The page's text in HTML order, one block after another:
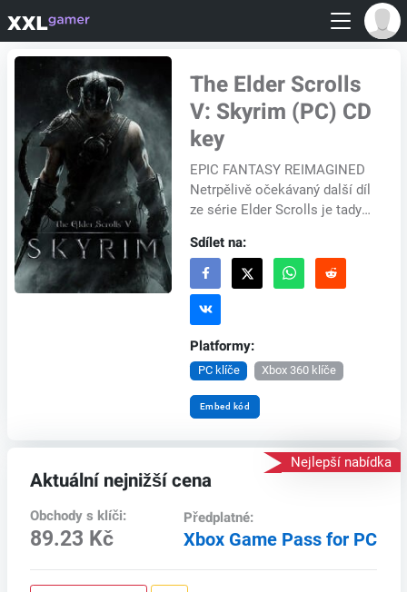
The Elder Scrolls
V: Skyrim (PC) CD
key
EPIC FANTASY REIMAGINED
Netrpělivě očekávaný další díl
ze série Elder Scrolls je tady
2008, Bethesda Game Studios.
Skyrim re...
Sdílet na:
Platformy:
PC klíče Xbox 360 klíče
Embed kód
Nejlepší nabídka
Aktuální nejnižší cena
Obchody s klíči:
89.23 Kč
Předplatné:
Xbox Game Pass for PC